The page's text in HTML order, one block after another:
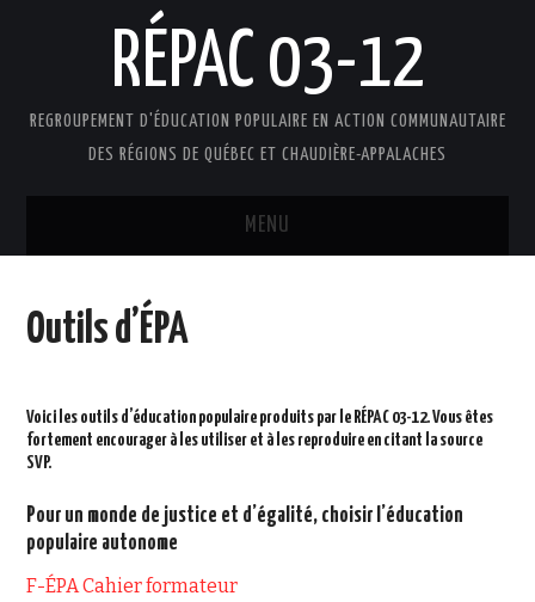
RÉPAC 03-12
REGROUPEMENT D'ÉDUCATION POPULAIRE EN ACTION COMMUNAUTAIRE
DES RÉGIONS DE QUÉBEC ET CHAUDIÈRE-APPALACHES
MENU
PRÉSENTATION
L’ÉDUCATION POPULAIRE AUTONOME
DOCUMENTS
FAIRE UN DON !
NOUS JOINDRE
Outils d’ÉPA
Voici les outils d’éducation populaire produits par le RÉPAC 03-12. Vous êtes
fortement encourager à les utiliser et à les reproduire en citant la source
SVP.
Pour un monde de justice et d’égalité, choisir l’éducation
populaire autonome
F-ÉPA Cahier formateur